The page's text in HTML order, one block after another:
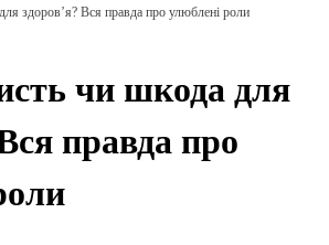
здоров’я? Вся правда про улюблені роли
чи шкода для
правда про